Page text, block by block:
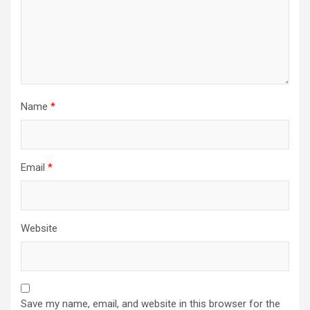
Name *
Email *
Website
Save my name, email, and website in this browser for the